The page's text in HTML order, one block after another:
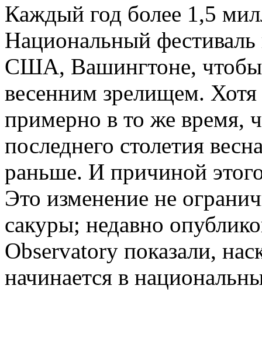
Каждый год более 1,5
Национальный фестиваль
США, Вашингтоне, чтобы
весенним зрелищем. Хотя
примерно в то же время,
последнего столетия
раньше. И причиной
Это изменение не
сакуры; недавно
Observatory показали,
начинается в